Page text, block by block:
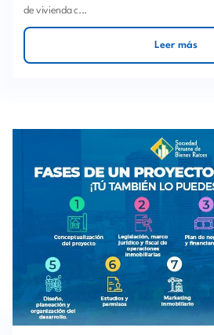
de vivienda c...
Leer más